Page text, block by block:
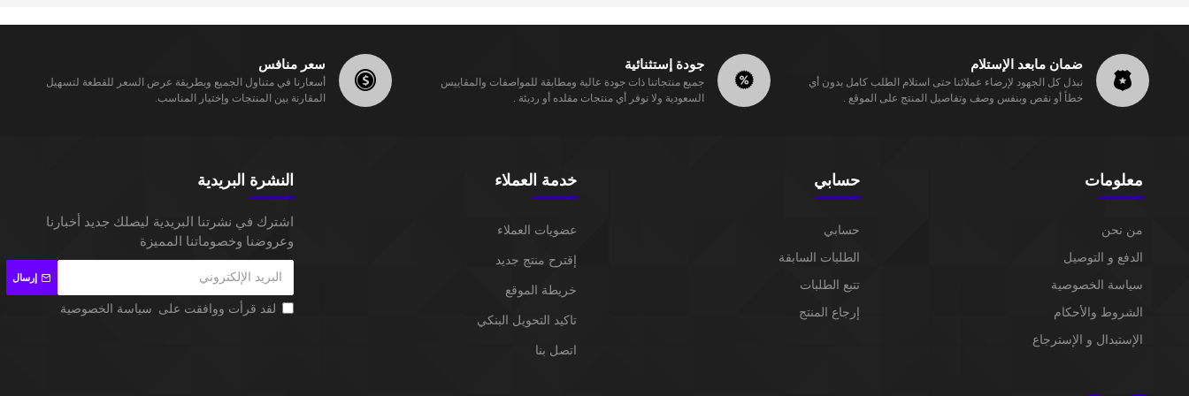
ضمان مابعد الإستلام
نبذل كل الجهود لإرضاء عملائنا حتى استلام الطلب كامل بدون أي
خطأ أو نقص وبنفس وصف وتفاصيل المنتج على الموقع .
جودة إستثنائية
جميع منتجاتنا ذات جودة عالية ومطابقة للمواصفات والمقاييس
السعودية ولا نوفر أي منتجات مقلده أو رديئة .
سعر منافس
أسعارنا في متناول الجميع وبطريقة عرض السعر للقطعة لتسهيل
المقارنة بين المنتجات وإختيار المناسب.
معلومات
من نحن
الدفع و التوصيل
سياسة الخصوصية
الشروط والأحكام
الإستبدال و الإسترجاع
حسابي
حسابي
الطلبات السابقة
تتبع الطلبات
إرجاع المنتج
خدمة العملاء
عضويات العملاء
إقترح منتج جديد
خريطة الموقع
تاكيد التحويل البنكي
اتصل بنا
النشرة البريدية
اشترك في نشرتنا البريدية ليصلك جديد أخبارنا
وعروضنا وخصوماتنا المميزة
إرسال
لقد قرأت ووافقت على سياسة الخصوصية